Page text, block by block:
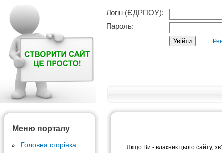
Логін (ЄДРПОУ):
Пароль:
Меню порталу
Головна сторінка
Якщо Ви - власник цього сайту,